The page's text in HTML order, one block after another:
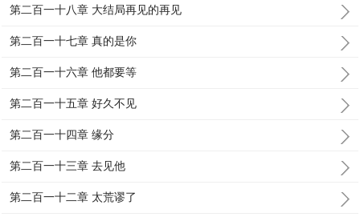
第二百一十八章 大结局再见的再见
第二百一十七章 真的是你
第二百一十六章 他都要等
第二百一十五章 好久不见
第二百一十四章 缘分
第二百一十三章 去见他
第二百一十二章 太荒谬了